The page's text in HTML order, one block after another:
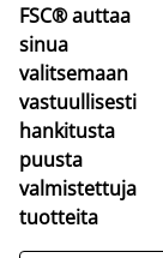
FSC® auttaa
sinua
valitsemaan
vastuullisesti
hankitusta
puusta
valmistettuja
tuotteita